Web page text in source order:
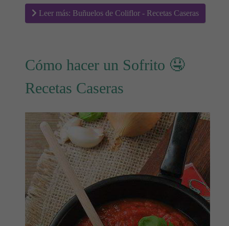
Leer más: Buñuelos de Coliflor - Recetas Caseras
Cómo hacer un Sofrito 🤤
Recetas Caseras